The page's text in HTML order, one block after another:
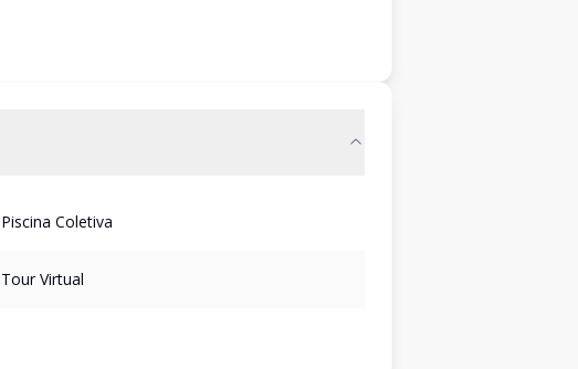
Piscina Coletiva
Tour Virtual